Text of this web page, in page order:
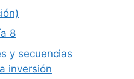
8
y secuencias
inversión